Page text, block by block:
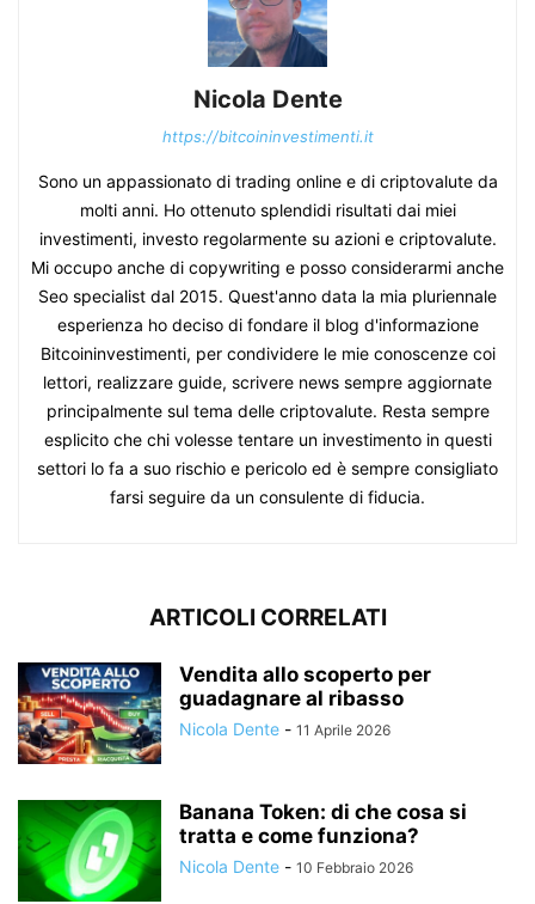
Nicola Dente
https://bitcoininvestimenti.it
Sono un appassionato di trading online e di criptovalute da
molti anni. Ho ottenuto splendidi risultati dai miei
investimenti, investo regolarmente su azioni e criptovalute.
Mi occupo anche di copywriting e posso considerarmi anche
Seo specialist dal 2015. Quest'anno data la mia pluriennale
esperienza ho deciso di fondare il blog d'informazione
Bitcoininvestimenti, per condividere le mie conoscenze coi
lettori, realizzare guide, scrivere news sempre aggiornate
principalmente sul tema delle criptovalute. Resta sempre
esplicito che chi volesse tentare un investimento in questi
settori lo fa a suo rischio e pericolo ed è sempre consigliato
farsi seguire da un consulente di fiducia.
ARTICOLI CORRELATI
Vendita allo scoperto per
guadagnare al ribasso
Nicola Dente - 11 Aprile 2026
Banana Token: di che cosa si
tratta e come funziona?
Nicola Dente - 10 Febbraio 2026